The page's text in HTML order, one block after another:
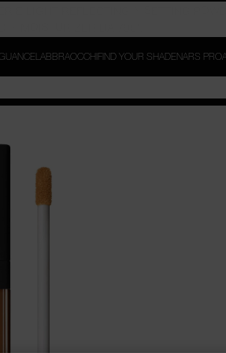
LABBRAOCCHI FIND YOUR SHADENARS PRO